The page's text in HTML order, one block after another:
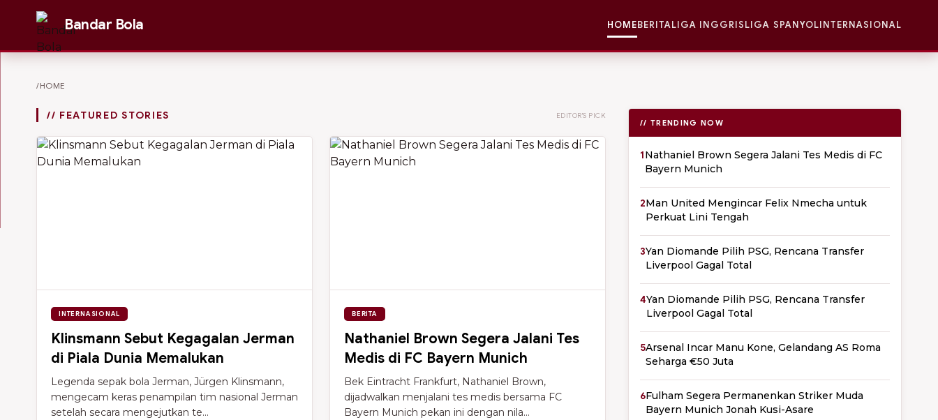
Bandar Bola HOMEBERITALIGA INGGRISLIGA SPANYOLINTERNASIONAL
/HOME
// FEATURED STORIES EDITOR'S PICK
INTERNASIONAL
Klinsmann Sebut Kegagalan Jerman
di Piala Dunia Memalukan
Legenda sepak bola Jerman, Jürgen Klinsmann,
mengecam keras penampilan tim nasional Jerman
setelah secara mengejutkan te...
BERITA
Nathaniel Brown Segera Jalani Tes
Medis di FC Bayern Munich
Bek Eintracht Frankfurt, Nathaniel Brown,
dijadwalkan menjalani tes medis bersama FC
Bayern Munich pekan ini dengan nila...
// TRENDING NOW
1Nathaniel Brown Segera Jalani Tes Medis di FC
Bayern Munich
2Man United Mengincar Felix Nmecha untuk
Perkuat Lini Tengah
3Yan Diomande Pilih PSG, Rencana Transfer
Liverpool Gagal Total
4Yan Diomande Pilih PSG, Rencana Transfer
Liverpool Gagal Total
5Arsenal Incar Manu Kone, Gelandang AS Roma
Seharga €50 Juta
6Fulham Segera Permanenkan Striker Muda
Bayern Munich Jonah Kusi-Asare